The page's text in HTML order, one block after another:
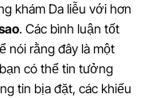
khám Da liễu với hơn
. Các bình luận tốt
nói rằng đây là một
có thể tin tưởng
tin bịa đặt, các khiếu